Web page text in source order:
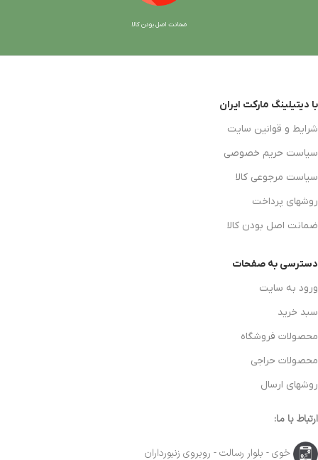
ضمانت اصل بودن کالا
با دیتیلینگ مارکت ایران
شرایط و قوانین سایت
سیاست حریم خصوصی
سیاست مرجوعی کالا
روشهای پرداخت
ضمانت اصل بودن کالا
دسترسی به صفحات
ورود به سایت
سبد خرید
محصولات فروشگاه
محصولات حراجی
روشهای ارسال
ارتباط با ما:
خوی - بلوار رسالت - روبروی زنبورداران